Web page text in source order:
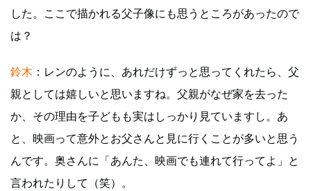
した。ここで描かれる父子像にも思うところがあったので
は？
鈴木 ：レンのように、あれだけずっと思ってくれたら、父
親としては嬉しいと思いますね。父親がなぜ家を去った
か、その理由を子どもも実はしっかり見ていますし。あ
と、映画って意外とお父さんと見に行くことが多いと思う
んです。奥さんに「あんた、映画でも連れて行ってよ」と
言われたりして（笑）。